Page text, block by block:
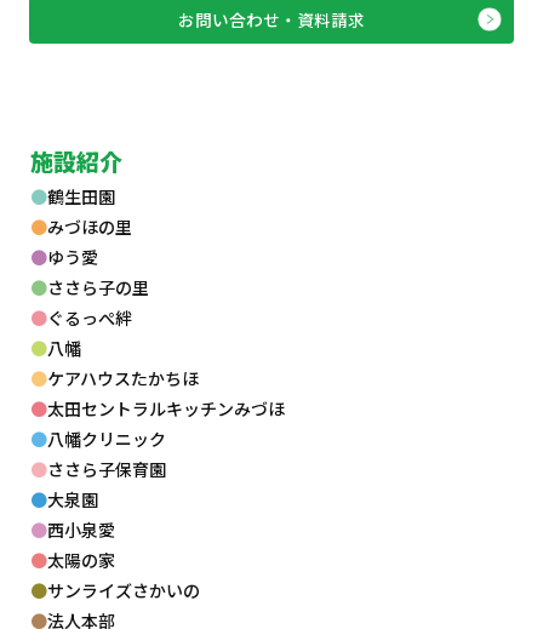
お問い合わせ・資料請求
施設紹介
鶴生田園
みづほの里
ゆう愛
ささら子の里
ぐるっぺ絆
八幡
ケアハウスたかちほ
太田セントラルキッチンみづほ
八幡クリニック
ささら子保育園
大泉園
西小泉愛
太陽の家
サンライズさかいの
法人本部